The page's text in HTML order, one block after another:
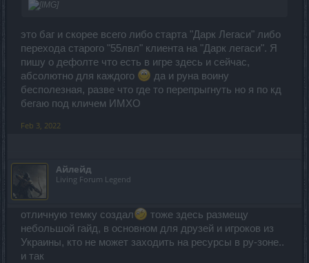
это баг и скорее всего либо старта "Дарк Легаси" либо
перехода старого "55лвл" клиента на "Дарк легаси". Я
пишу о дефолте что есть в игре здесь и сейчас,
абсолютно для каждого
да и руна воину
бесполезная, разве что где то перепрыгнуть но я по кд
бегаю под кличем ИМХО
Feb 3, 2022
Айлейд
Living Forum Legend
отличную темку создал
тоже здесь размещу
небольшой гайд, в основном для друзей и игроков из
Украины, кто не может заходить на ресурсы в ру-зоне..
и так